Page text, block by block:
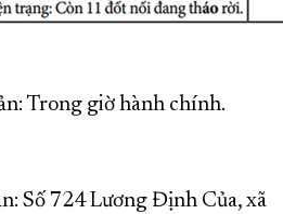
Trong giờ hành chính.
Số 724 Lương Định Của, xã